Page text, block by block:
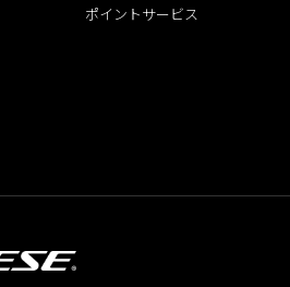
ポイントサービス